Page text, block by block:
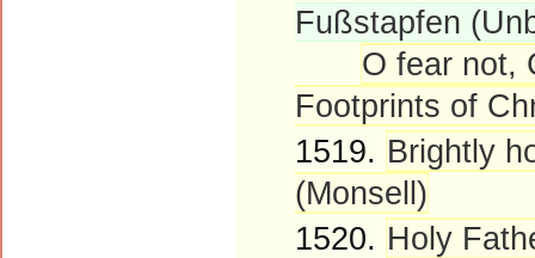
Fußstapfen
O fear not,
Footprints of
1519. Brightly
(Monsell)
1520. Holy